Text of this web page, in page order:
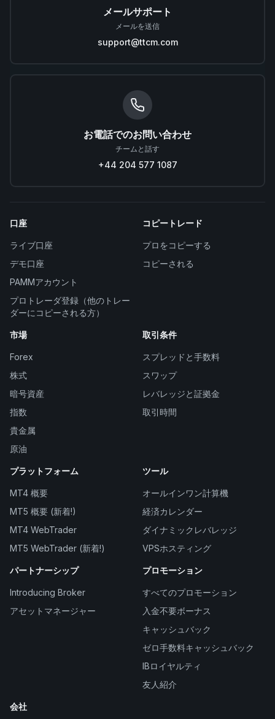
メールサポート
メールを送信
support@ttcm.com
お電話でのお問い合わせ
チームと話す
+44 204 577 1087
口座
ライブ口座
デモ口座
PAMMアカウント
プロトレーダ登録（他のトレー
ダーにコピーされる方）
コピートレード
プロをコピーする
コピーされる
市場
Forex
株式
暗号資産
指数
貴金属
原油
取引条件
スプレッドと手数料
スワップ
レバレッジと証拠金
取引時間
プラットフォーム
MT4 概要
MT5 概要 (新着!)
MT4 WebTrader
MT5 WebTrader (新着!)
ツール
オールインワン計算機
経済カレンダー
ダイナミックレバレッジ
VPSホスティング
パートナーシップ
Introducing Broker
アセットマネージャー
プロモーション
すべてのプロモーション
入金不要ボーナス
キャッシュバック
ゼロ手数料キャッシュバック
IBロイヤルティ
友人紹介
会社